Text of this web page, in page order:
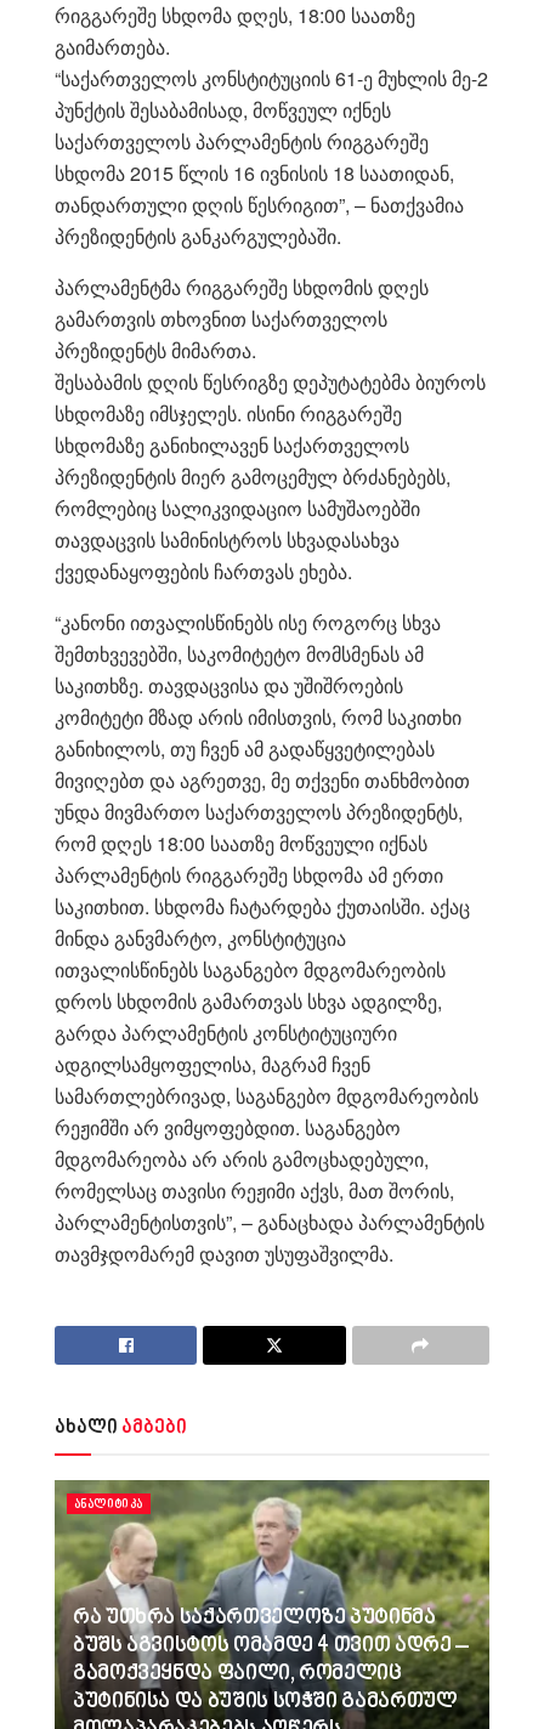
რიგგარეშე სხდომა დღეს, 18:00 საათზე
გაიმართება.
“საქართველოს კონსტიტუციის 61-ე მუხლის მე-2
პუნქტის შესაბამისად, მოწვეულ იქნეს
საქართველოს პარლამენტის რიგგარეშე
სხდომა 2015 წლის 16 ივნისის 18 საათიდან,
თანდართული დღის წესრიგით”, – ნათქვამია
პრეზიდენტის განკარგულებაში.
პარლამენტმა რიგგარეშე სხდომის დღეს
გამართვის თხოვნით საქართველოს
პრეზიდენტს მიმართა.
შესაბამის დღის წესრიგზე დეპუტატებმა ბიუროს
სხდომაზე იმსჯელეს. ისინი რიგგარეშე
სხდომაზე განიხილავენ საქართველოს
პრეზიდენტის მიერ გამოცემულ ბრძანებებს,
რომლებიც სალიკვიდაციო სამუშაოებში
თავდაცვის სამინისტროს სხვადასახვა
ქვედანაყოფების ჩართვას ეხება.
“კანონი ითვალისწინებს ისე როგორც სხვა
შემთხვევებში, საკომიტეტო მომსმენას ამ
საკითხზე. თავდაცვისა და უშიშროების
კომიტეტი მზად არის იმისთვის, რომ საკითხი
განიხილოს, თუ ჩვენ ამ გადაწყვეტილებას
მივიღებთ და აგრეთვე, მე თქვენი თანხმობით
უნდა მივმართო საქართველოს პრეზიდენტს,
რომ დღეს 18:00 საათზე მოწვეული იქნას
პარლამენტის რიგგარეშე სხდომა ამ ერთი
საკითხით. სხდომა ჩატარდება ქუთაისში. აქაც
მინდა განვმარტო, კონსტიტუცია
ითვალისწინებს საგანგებო მდგომარეობის
დროს სხდომის გამართვას სხვა ადგილზე,
გარდა პარლამენტის კონსტიტუციური
ადგილსამყოფელისა, მაგრამ ჩვენ
სამართლებრივად, საგანგებო მდგომარეობის
რეჟიმში არ ვიმყოფებდით. საგანგებო
მდგომარეობა არ არის გამოცხადებული,
რომელსაც თავისი რეჟიმი აქვს, მათ შორის,
პარლამენტისთვის”, – განაცხადა პარლამენტის
თავმჯდომარემ დავით უსუფაშვილმა.
ახალი ამბები
ᲐᲜᲐᲚᲘᲢᲘᲙᲐ
რა უთხრა საქართველოზე პუტინმა
ბუშს აგვისტოს ომამდე 4 თვით ადრე –
გამოქვეყნდა ფაილი, რომელიც
პუტინისა და ბუშის სოჭში გამართულ